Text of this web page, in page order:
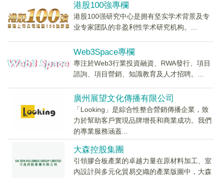
港股100強專欄
港股100强研究中心是拥有坚实学术背景及专
业专家团队的非盈利性学术研究机构。...
Web3Space專欄
專注於Web3行業投資融資、RWA發行、項目
諮詢、項目營銷、知識教育及人才招聘。...
廣州展望文化傳播有限公司
「Looking」是綜合性整合營銷傳播企業，致
力於幫助客戶實現品牌增長和商業成功。我們
的專業服務涵蓋...
大森控股集團
引領膠合板產業的卓越力量在原材料加工、室
內設計與多元化貿易交織的產業版圖中，大森